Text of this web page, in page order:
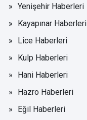
Yenişehir Haberleri
Kayapınar Haberleri
Lice Haberleri
Kulp Haberleri
Hani Haberleri
Hazro Haberleri
Eğil Haberleri